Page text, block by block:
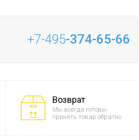
+7-495-374-65-66
Возврат
Мы всегда готовы
принять товар обратно